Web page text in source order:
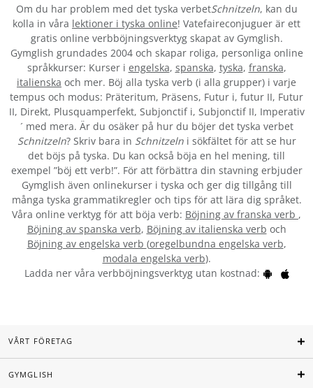
Om du har problem med det tyska verbetSchnitzeln, kan du
kolla in våra lektioner i tyska online! Vatefaireconjuguer är ett
gratis online verbböjningsverktyg skapat av Gymglish.
Gymglish grundades 2004 och skapar roliga, personliga online
språkkurser: Kurser i engelska, spanska, tyska, franska,
italienska och mer. Böj alla tyska verb (i alla grupper) i varje
tempus och modus: Präteritum, Präsens, Futur i, futur II, Futur
II, Direkt, Plusquamperfekt, Subjonctif i, Subjonctif II, Imperativ
´ med mera. Är du osäker på hur du böjer det tyska verbet
Schnitzeln? Skriv bara in Schnitzelni sökfältet för att se hur
det böjs på tyska. Du kan också böja en hel mening, till
exempel ”böj ett verb!”. För att förbättra din stavning erbjuder
Gymglish även onlinekurser i tyska och ger dig tillgång till
många tyska grammatikregler och tips för att lära dig språket.
Våra online verktyg för att böja verb: Böjning av franska verb ,
Böjning av spanska verb, Böjning av italienska verb och
Böjning av engelska verb (oregelbundna engelska verb,
modala engelska verb).
Ladda ner våra verbböjningsverktyg utan kostnad:
VÅRT FÖRETAG
GYMGLISH